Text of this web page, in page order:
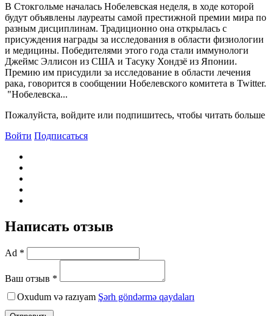
B Стокгольме началась Нобелевская неделя, в ходе которой
будут объявлены лауреаты самой престижной премии мира по
разным дисциплинам. Традиционно она открылась с
присуждения награды за исследования в области физиологии
и медицины. Победителями этого года стали иммунологи
Джеймс Эллисон из США и Тасуку Хондзё из Японии.
Премию им присудили за исследование в области лечения
рака, говорится в сообщении Нобелевского комитета в Twitter.
​ "Нобелевска...
Пожалуйста, войдите или подпишитесь, чтобы читать больше
Войти Подписаться
Написать отзыв
Ad *
Ваш отзыв *
Oxudum və razıyam Şərh göndərmə qaydaları